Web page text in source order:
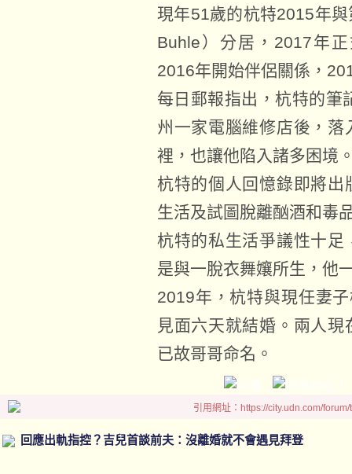
現年51歲的杭特2015年
Buhle）分居，2017年
2016年開始伴侶關係，
每日郵報指出，杭特的筆
州一家電腦維修店後，
裡，也讓他陷入諸多困境
杭特的個人回憶錄即將出
生活及試圖脫離酗酒和毒
杭特的私生活爭議性十足
是與一脫衣舞孃所生，他
2019年，杭特與現任妻
見面六天就結婚。兩人
已故哥哥命名。
引用網址：https://city.udn.com/
回應出軌指控？吉兒首談前夫：沒離婚就不會遇見拜登